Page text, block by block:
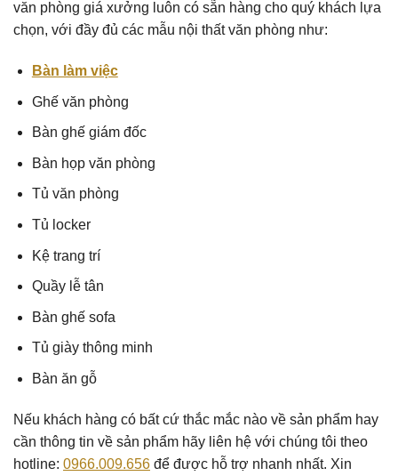
văn phòng giá xưởng luôn có sẵn hàng cho quý khách lựa
chọn, với đầy đủ các mẫu nội thất văn phòng như:
Bàn làm việc
Ghế văn phòng
Bàn ghế giám đốc
Bàn họp văn phòng
Tủ văn phòng
Tủ locker
Kệ trang trí
Quầy lễ tân
Bàn ghế sofa
Tủ giày thông minh
Bàn ăn gỗ
Nếu khách hàng có bất cứ thắc mắc nào về sản phẩm hay
cần thông tin về sản phẩm hãy liên hệ với chúng tôi theo
hotline: 0966.009.656 để được hỗ trợ nhanh nhất. Xin